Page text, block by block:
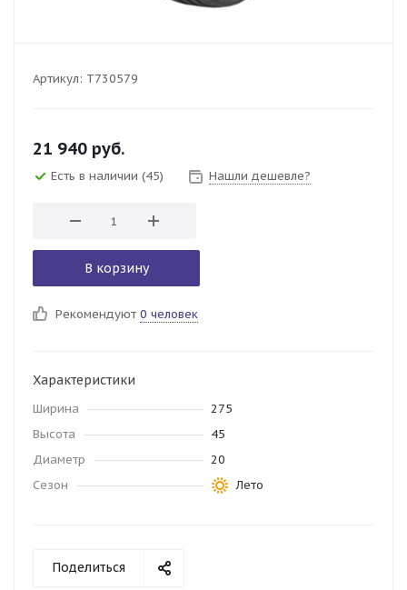
Артикул: T730579
21 940 руб.
Есть в наличии (45) Нашли дешевле?
В корзину
Рекомендуют 0 человек
Характеристики
Ширина
275
Высота
45
Диаметр
20
Сезон
Лето
Поделиться